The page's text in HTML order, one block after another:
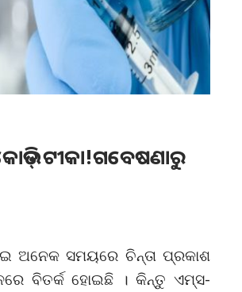
ଟୀକା!ଗବେଷଣାରୁ
ଅନେକ ସମୟରେ ଚିନ୍ତା ପ୍ରକାଶ
ବିତର୍କ ହୋଇଛି । କିନ୍ତୁ ଏମ୍ସ-